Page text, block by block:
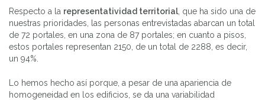
Respecto a la representatividad territorial , que ha sido una de
nuestras prioridades, las personas entrevistadas abarcan un total
de 72 portales, en una zona de 87 portales; en cuanto a pisos,
estos portales representan 2150, de un total de 2288, es decir,
un 94%.
Lo hemos hecho así porque, a pesar de una apariencia de
homogeneidad en los edificios, se da una variabilidad